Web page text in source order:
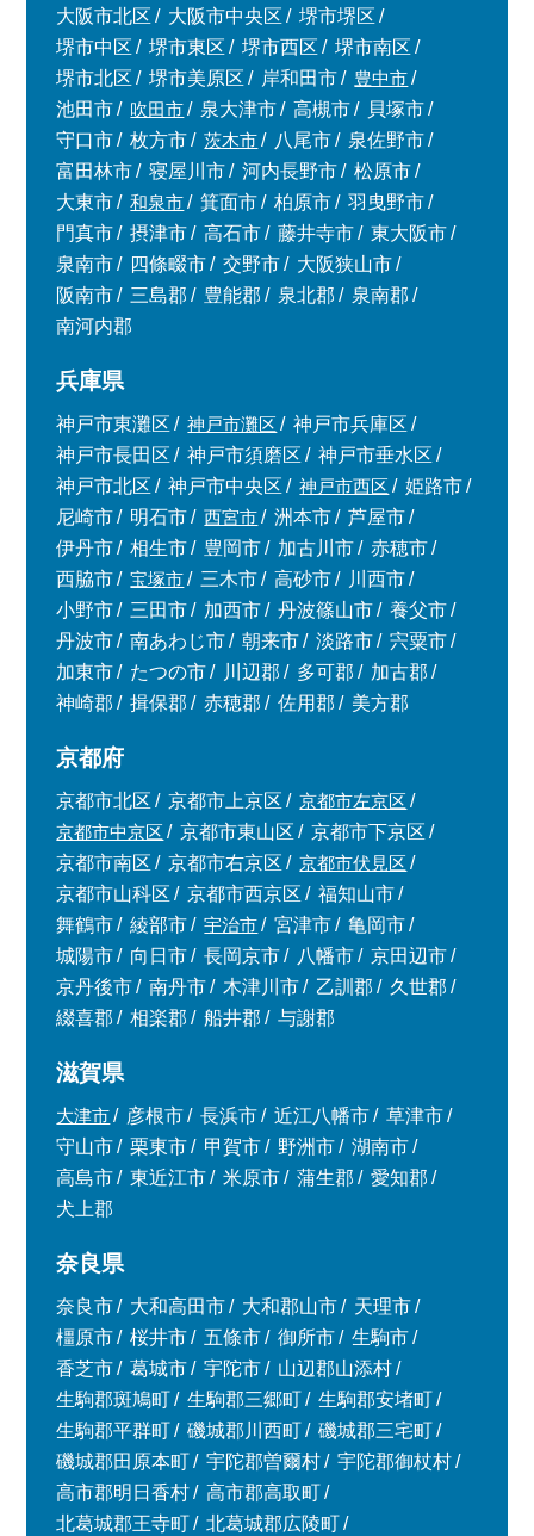
大阪市北区 大阪市中央区
堺市堺区
堺市中区
堺市東区 堺市西区
堺市南区
堺市北区
堺市美原区 岸和田市
豊中市
池田市
吹田市 泉大津市 高槻市
貝塚市
守口市
枚方市 茨木市 八尾市
泉佐野市
富田林市
寝屋川市 河内長野市
松原市
大東市
和泉市 箕面市 柏原市
羽曳野市
門真市
摂津市 高石市 藤井寺市
東大阪市
泉南市
四條畷市 交野市
大阪狭山市
阪南市
三島郡 豊能郡 泉北郡
泉南郡
南河内郡
兵庫県
神戸市東灘区 神戸市灘区
神戸市兵庫区
神戸市長田区
神戸市須磨区
神戸市垂水区
神戸市北区
神戸市中央区 神戸市西区
姫路市
尼崎市
明石市 西宮市 洲本市
芦屋市
伊丹市
相生市 豊岡市 加古川市
赤穂市
西脇市
宝塚市 三木市 高砂市
川西市
小野市
三田市 加西市 丹波篠山市
養父市
丹波市
南あわじ市 朝来市 淡路市
宍粟市
加東市
たつの市 川辺郡 多可郡
加古郡
神崎郡
揖保郡 赤穂郡 佐用郡 美方郡
京都府
京都市北区 京都市上京区
京都市左京区
京都市中京区
京都市東山区
京都市下京区
京都市南区
京都市右京区
京都市伏見区
京都市山科区
京都市西京区
福知山市
舞鶴市
綾部市 宇治市 宮津市
亀岡市
城陽市
向日市 長岡京市 八幡市
京田辺市
京丹後市
南丹市 木津川市 乙訓郡
久世郡
綴喜郡
相楽郡 船井郡 与謝郡
滋賀県
大津市 彦根市 長浜市 近江八幡市
草津市
守山市
栗東市 甲賀市 野洲市
湖南市
高島市
東近江市 米原市 蒲生郡
愛知郡
犬上郡
奈良県
奈良市 大和高田市 大和郡山市
天理市
橿原市
桜井市 五條市 御所市
生駒市
香芝市
葛城市 宇陀市
山辺郡山添村
生駒郡斑鳩町
生駒郡三郷町
生駒郡安堵町
生駒郡平群町
磯城郡川西町
磯城郡三宅町
磯城郡田原本町
宇陀郡曽爾村
宇陀郡御杖村
高市郡明日香村
高市郡高取町
北葛城郡王寺町
北葛城郡広陵町